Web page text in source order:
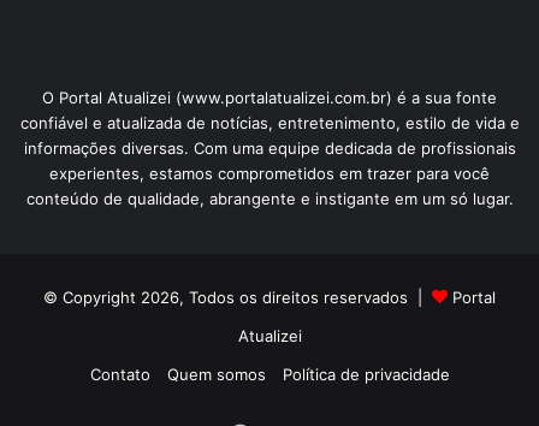
O Portal Atualizei (www.portalatualizei.com.br) é a sua fonte
confiável e atualizada de notícias, entretenimento, estilo de vida e
informações diversas. Com uma equipe dedicada de profissionais
experientes, estamos comprometidos em trazer para você
conteúdo de qualidade, abrangente e instigante em um só lugar.
© Copyright 2026, Todos os direitos reservados |
Portal
Atualizei
Contato
Quem somos Política de privacidade